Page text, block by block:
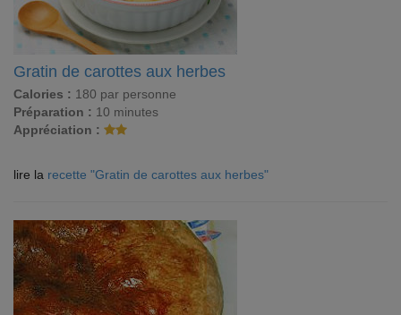
Gratin de carottes aux herbes
Calories : 180 par personne
Préparation : 10 minutes
Appréciation :
lire la recette "Gratin de carottes aux herbes"